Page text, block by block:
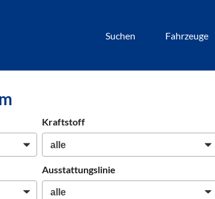
Suchen Fahrzeuge
Kraftstoff
Ausstattungslinie